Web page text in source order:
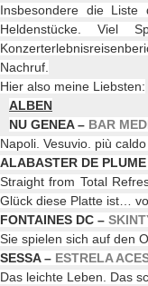
Insbesondere die
Heldenstücke. Viel
Nachruf.
Hier also meine Liebsten:
ALBEN
NU GENEA – BAR
Napoli. Vesuvio. più
ALABASTER DE
Straight from Total
Glück diese Platte ist…
FONTAINES DC –
Sie spielen sich auf den
SESSA – ESTRELA
Das leichte Leben. Das